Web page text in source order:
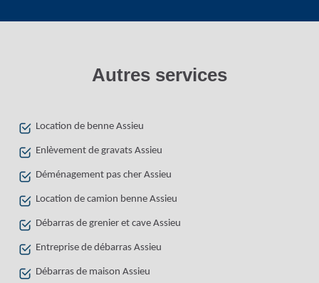
Autres services
Location de benne Assieu
Enlèvement de gravats Assieu
Déménagement pas cher Assieu
Location de camion benne Assieu
Débarras de grenier et cave Assieu
Entreprise de débarras Assieu
Débarras de maison Assieu